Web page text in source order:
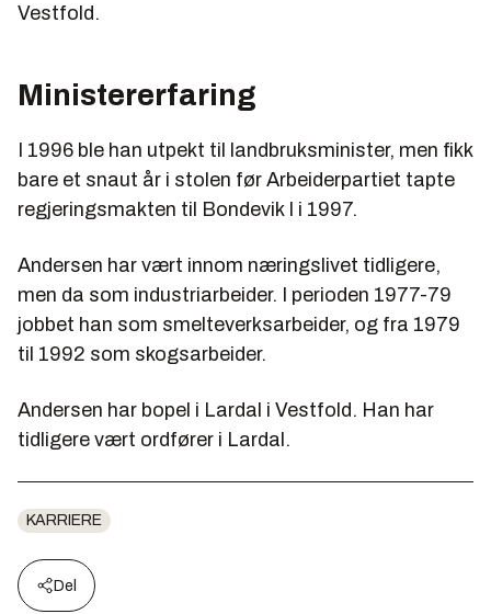
Vestfold.
Ministererfaring
I 1996 ble han utpekt til landbruksminister, men fikk
bare et snaut år i stolen før Arbeiderpartiet tapte
regjeringsmakten til Bondevik I i 1997.
Andersen har vært innom næringslivet tidligere,
men da som industriarbeider. I perioden 1977-79
jobbet han som smelteverksarbeider, og fra 1979
til 1992 som skogsarbeider.
Andersen har bopel i Lardal i Vestfold. Han har
tidligere vært ordfører i Lardal.
KARRIERE
Del